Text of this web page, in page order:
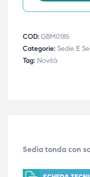
COD: GBM0185
Categorie: Sedie E
Tag: Novità
Sedia tonda con